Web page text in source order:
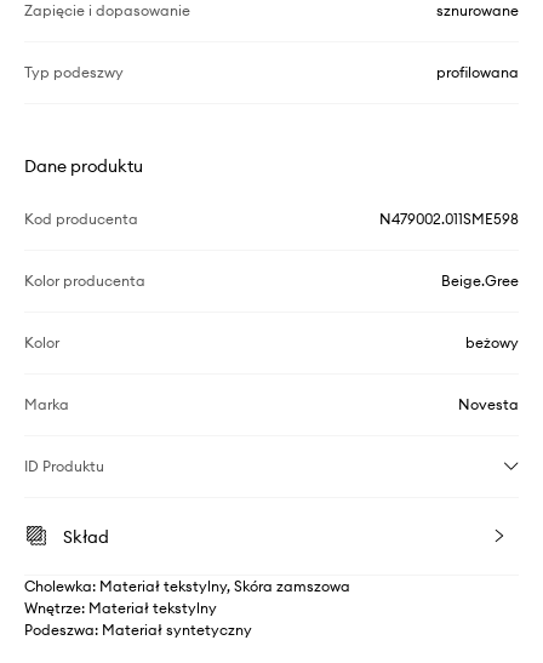
Zapięcie i dopasowanie sznurowane
Typ podeszwy profilowana
Dane produktu
Kod producenta N479002.011SME598
Kolor producenta Beige.Gree
Kolor beżowy
Marka Novesta
ID Produktu
Skład
Cholewka: Materiał tekstylny, Skóra zamszowa
Wnętrze: Materiał tekstylny
Podeszwa: Materiał syntetyczny